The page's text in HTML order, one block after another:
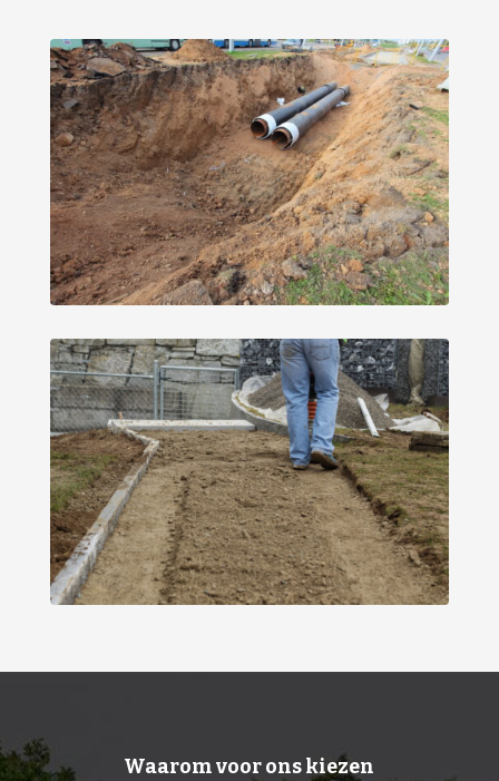
Waarom voor ons kiezen